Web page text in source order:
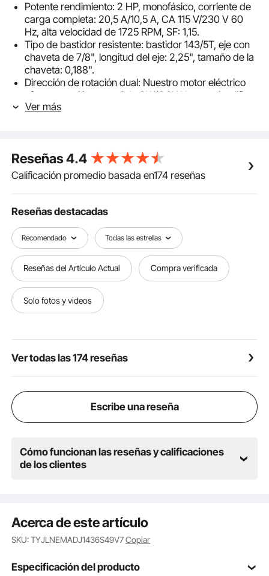
Potente rendimiento: 2 HP, monofásico, corriente de
carga completa: 20,5 A/10,5 A, CA 115 V/230 V 60
Hz, alta velocidad de 1725 RPM, SF: 1,15.
Tipo de bastidor resistente: bastidor 143/5T, eje con
chaveta de 7/8", longitud del eje: 2,25", tamaño de la
chaveta: 0,188".
Dirección de rotación dual: Nuestro motor eléctrico
ofrece rotación reversible CW/CCW, lo que simplifica
la instalación del cableado y proporciona conexiones
carcasa de acero laminado de alta resistencia para
una mayor durabilidad. También incluye protección
contra sobrecargas con reinicio manual, lo que
confiable.
HP de uso general es universal, ideal para bombas
de agua, maquinaria agrícola y equipos generales. Es
perfecto para proyectos de bricolaje y reparaciones,
ofreciendo una funcionalidad versátil y potente para
diversas necesidades.
Ver más
Reseñas4.4
Calificación promedio basada en174 reseñas
Reseñas destacadas
Recomendado Todas las estrellas
Reseñas del Artículo Actual Compra verificada
Solo fotos y videos
Ver todas las 174 reseñas
Escribe una reseña
Cómo funcionan las reseñas y calificaciones
de los clientes
Acerca de este artículo
SKU: TYJLNEMADJ1436S49V7Copiar
Especificación del producto